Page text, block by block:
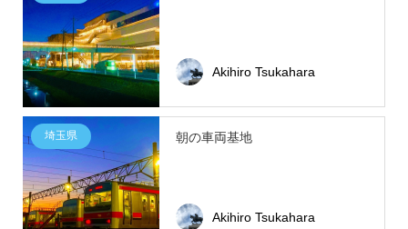
Akihiro Tsukahara
埼玉県 朝の車両基地
Akihiro Tsukahara